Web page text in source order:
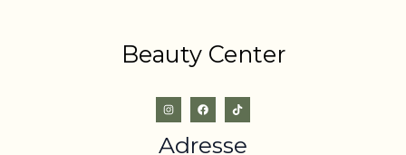
Beauty Center
Adresse